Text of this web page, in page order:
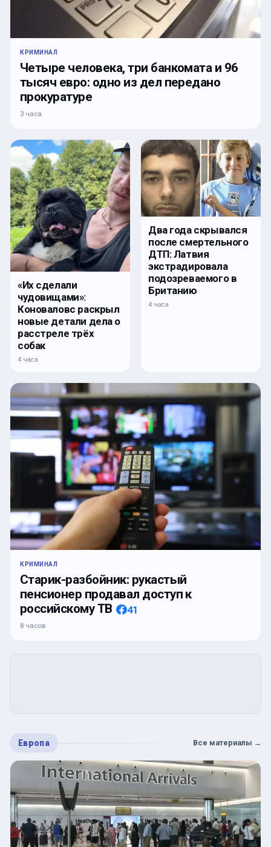
КРИМИНАЛ
Четыре человека, три банкомата и 96
тысяч евро: одно из дел передано
прокуратуре
3 часа
«Их сделали
чудовищами»:
Коноваловс раскрыл
новые детали дела о
расстреле трёх
собак
4 часа
Два года скрывался
после смертельного
ДТП: Латвия
экстрадировала
подозреваемого в
Британию
4 часа
КРИМИНАЛ
Старик-разбойник: рукастый
пенсионер продавал доступ к
российскому ТВ
41
8 часов
Европа Все материалы →